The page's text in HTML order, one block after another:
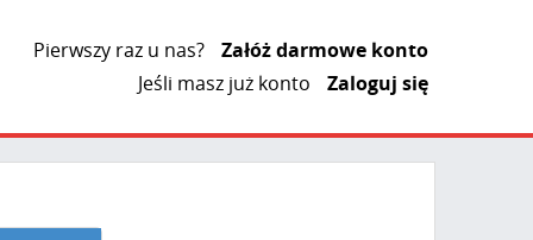
Pierwszy raz u nas?
Załóż darmowe konto
Jeśli masz już konto
Zaloguj się